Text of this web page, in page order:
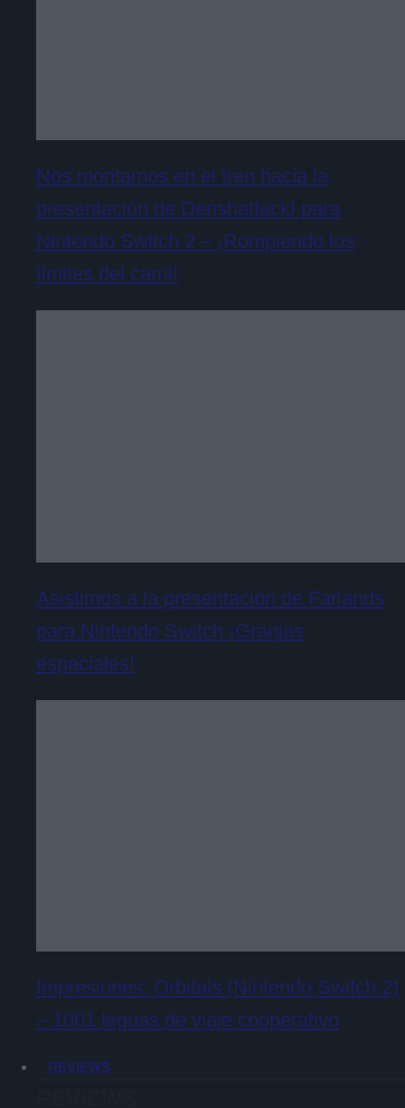
Nos montamos en el tren hacia la
presentación de Denshattack! para
Nintendo Switch 2 – ¡Rompiendo los
límites del carril!
Asistimos a la presentación de Farlands
para Nintendo Switch ¡Granjas
espaciales!
Impresiones: Orbitals (Nintendo Switch 2)
– 1001 leguas de viaje cooperativo
REVIEWS